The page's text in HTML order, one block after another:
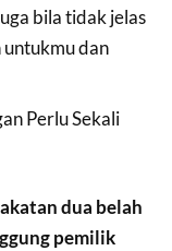
bila tidak jelas
untukmu dan
Perlu Sekali
dua belah
pemilik